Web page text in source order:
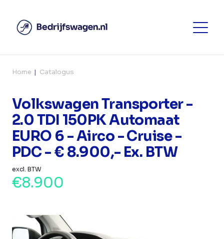
Home Catalogus
Volkswagen Transporter -
2.0 TDI 150PK Automaat
EURO 6 - Airco - Cruise -
PDC - € 8.900,- Ex. BTW
excl. BTW
€8.900